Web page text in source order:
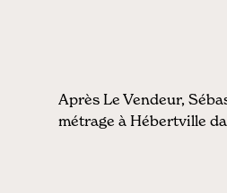
Après Le Vendeur,
métrage à Hébertville